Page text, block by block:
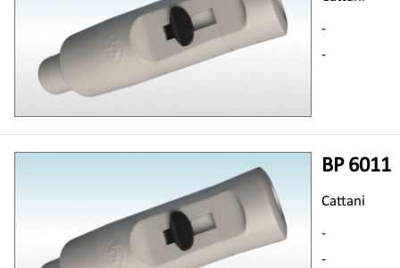
-
-
BP 6011
Cattani
-
-